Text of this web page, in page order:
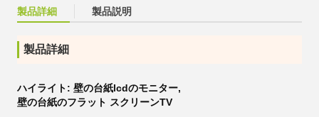
製品詳細 製品説明
製品詳細
ハイライト: 壁の台紙lcdのモニター,
壁の台紙のフラット スクリーンTV